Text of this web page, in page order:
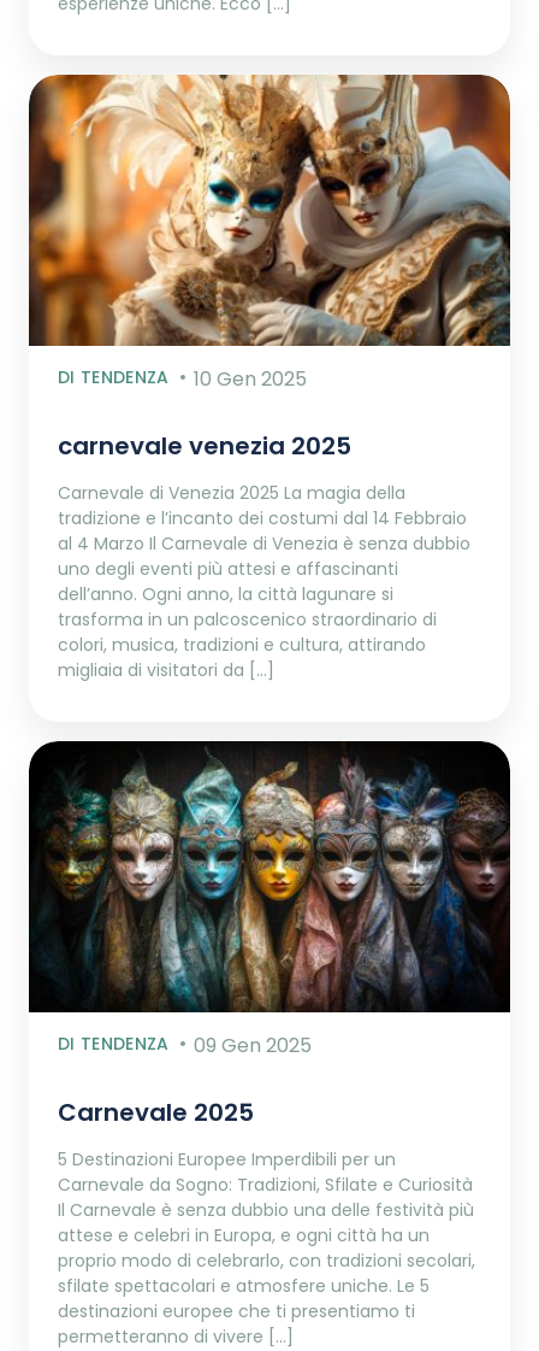
DI TENDENZA 10 Gen 2025
carnevale venezia 2025
Carnevale di Venezia 2025 La magia della
tradizione e l’incanto dei costumi dal 14 Febbraio
al 4 Marzo Il Carnevale di Venezia è senza dubbio
uno degli eventi più attesi e affascinanti
dell’anno. Ogni anno, la città lagunare si
trasforma in un palcoscenico straordinario di
colori, musica, tradizioni e cultura, attirando
migliaia di visitatori da […]
DI TENDENZA 09 Gen 2025
Carnevale 2025
5 Destinazioni Europee Imperdibili per un
Carnevale da Sogno: Tradizioni, Sfilate e Curiosità
Il Carnevale è senza dubbio una delle festività più
attese e celebri in Europa, e ogni città ha un
proprio modo di celebrarlo, con tradizioni secolari,
sfilate spettacolari e atmosfere uniche. Le 5
destinazioni europee che ti presentiamo ti
permetteranno di vivere […]